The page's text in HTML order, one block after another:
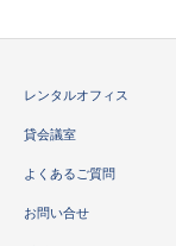
レンタルオフィス
貸会議室
よくあるご質問
お問い合せ